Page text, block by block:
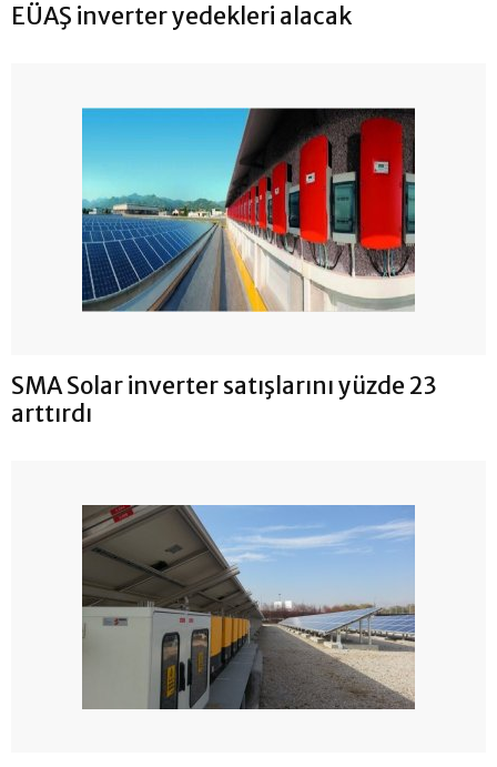
EÜAŞ inverter yedekleri alacak
SMA Solar inverter satışlarını yüzde 23
arttırdı